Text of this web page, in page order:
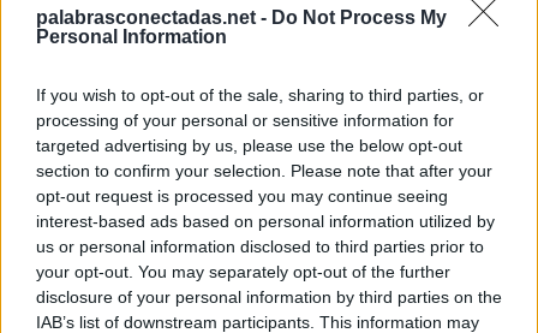
palabrasconectadas.net - Do Not Process My
Personal Information
If you wish to opt-out of the sale, sharing to third parties, or
processing of your personal or sensitive information for
targeted advertising by us, please use the below opt-out
section to confirm your selection. Please note that after your
opt-out request is processed you may continue seeing
interest-based ads based on personal information utilized by
us or personal information disclosed to third parties prior to
your opt-out. You may separately opt-out of the further
disclosure of your personal information by third parties on the
IAB’s list of downstream participants. This information may
A
S A
R
R
U S
A
U
S A
R
U
S A
S
U
S A R
A
U
S A R A
S
Palabras extra: